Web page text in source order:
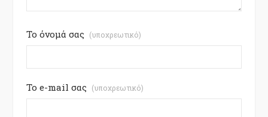
Το όνομά σας (υποχρεωτικό)
Το e-mail σας (υποχρεωτικό)